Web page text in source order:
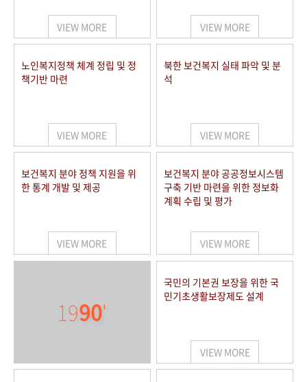
VIEW MORE VIEW MORE
노인복지정책 체계 정립 및 정
책기반 마련
VIEW MORE
북한 보건복지 실태 파악 및 분
석
VIEW MORE
보건복지 분야 정책 지원을 위
한 통계 개발 및 제공
VIEW MORE
보건복지 분야 공공정보시스템
구축 기반 마련을 위한 정보화
계획 수립 및 평가
VIEW MORE
1990'
국민의 기본권 보장을 위한 국
민기초생활보장제도 설계
VIEW MORE